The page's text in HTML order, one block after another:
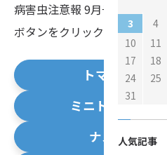
病害虫注意報 9月号を配信しま
ボタンをクリックしてご確認
トマト
ミニトマト
ナス
3
4
10
11
17
18
24
25
31
人気記事